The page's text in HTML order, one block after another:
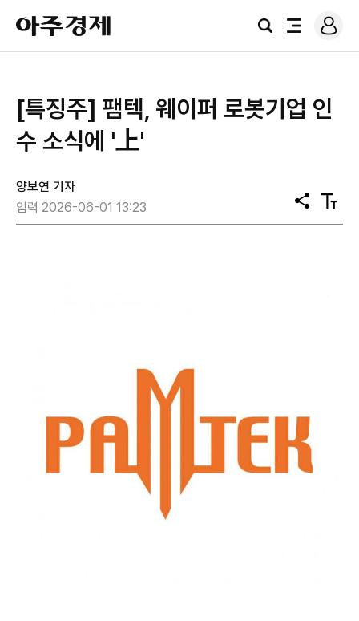
아
주
경
검
전
로
그
[특징주] 팸텍, 웨이퍼 로봇기업 인
수 소식에 '上'
양보연 기자
입력 2026-06-01 13:23
공
유
텍
스